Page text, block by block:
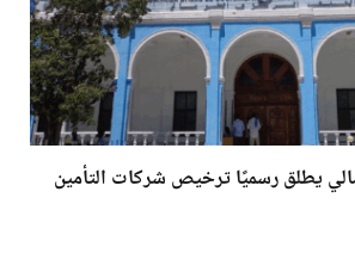
يطلق رسميًا ترخيص شركات التأمين